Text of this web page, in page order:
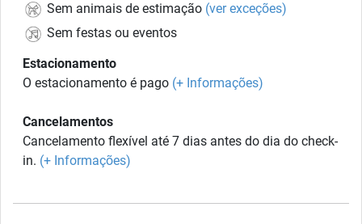
Sem animais de estimação (ver exceções)
Sem festas ou eventos
Estacionamento
O estacionamento é pago (+ Informações)
Cancelamentos
Cancelamento flexível até 7 dias antes do dia do check-
in. (+ Informações)